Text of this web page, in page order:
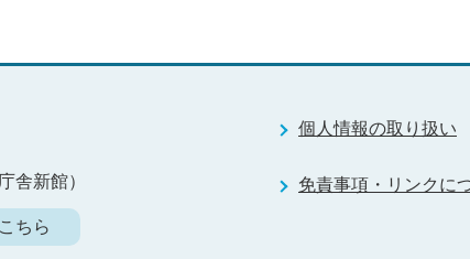
個人情報の取り扱い
免責事項・リンクに
舎新館）
ちら